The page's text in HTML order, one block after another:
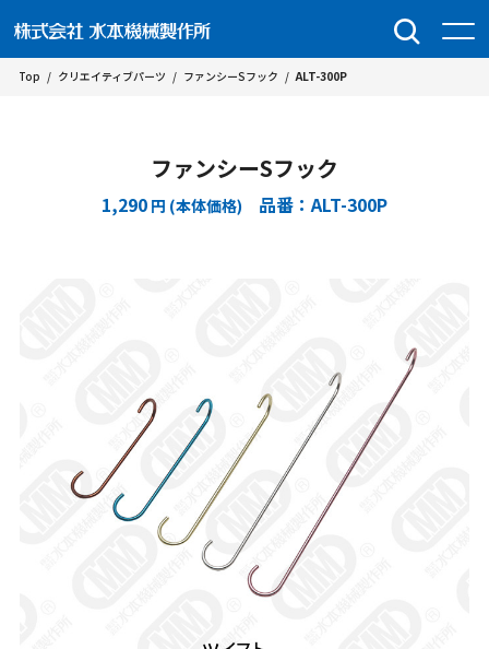
Top / クリエイティブパーツ / ファンシーSフック / ALT-300P
ファンシーSフック
1,290 円 (本体価格) 品番：ALT-300P